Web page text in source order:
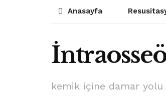
Anasayfa
kemik içine damar yolu